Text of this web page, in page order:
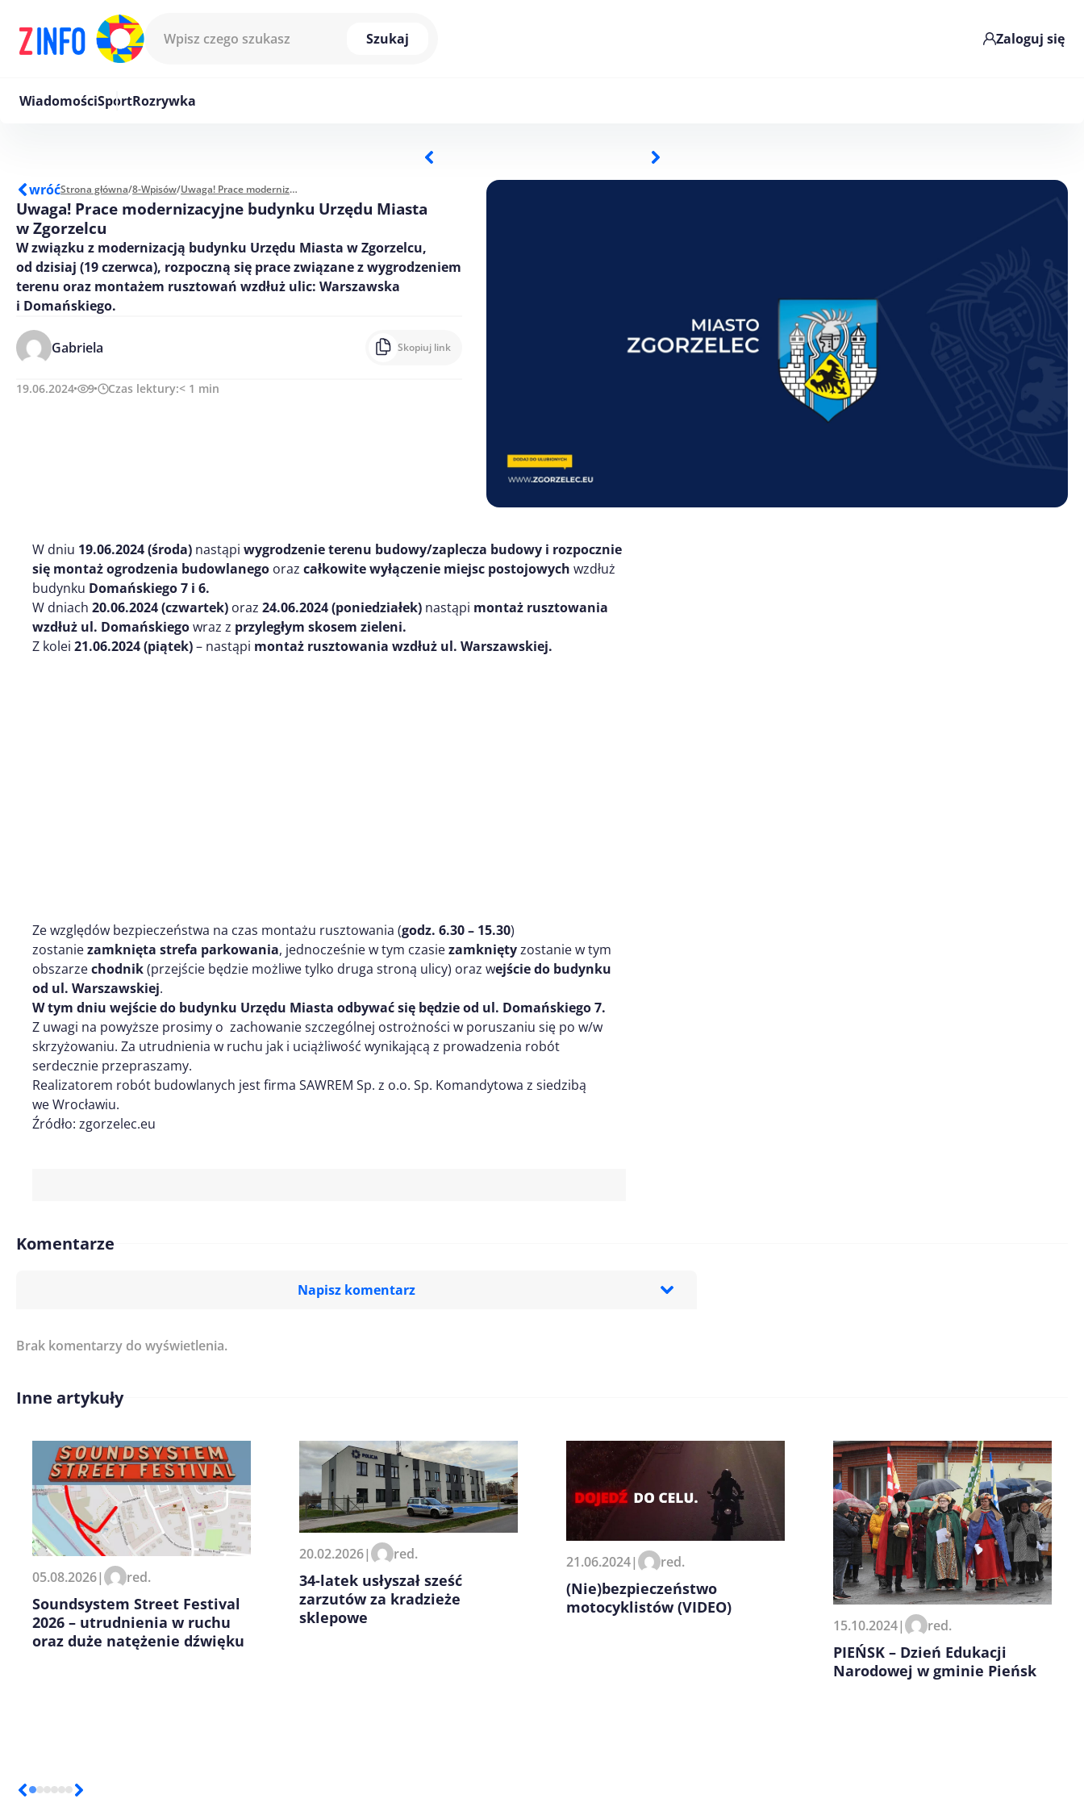
Szukaj
Zaloguj się
WiadomościSportRozrywka
wróćStrona główna/8-Wpisów/ Uwaga! Prace modernizacyjne budynku Urzędu Miasta w Zgorzelcu
Uwaga! Prace modernizacyjne budynku Urzędu Miasta
w Zgorzelcu
W związku z modernizacją budynku Urzędu Miasta w Zgorzelcu,
od dzisiaj (19 czerwca), rozpoczną się prace związane z wygrodzeniem
terenu oraz montażem rusztowań wzdłuż ulic: Warszawska
i Domańskiego.
Gabriela Skopiuj link
19.06.2024 9 Czas lektury:< 1 min
W dniu 19.06.2024 (środa) nastąpi wygrodzenie terenu budowy/zaplecza budowy i rozpocznie
się montaż ogrodzenia budowlanego oraz całkowite wyłączenie miejsc postojowych wzdłuż
budynku Domańskiego 7 i 6.
W dniach 20.06.2024 (czwartek) oraz 24.06.2024 (poniedziałek) nastąpi montaż rusztowania
wzdłuż ul. Domańskiegowraz z przyległym skosem zieleni.
Z kolei 21.06.2024 (piątek)– nastąpi montaż rusztowania wzdłuż ul. Warszawskiej.
Ze względów bezpieczeństwa na czas montażu rusztowania (godz. 6.30 – 15.30)
zostaniezamknięta strefa parkowania, jednocześnie w tym czasiezamkniętyzostanie w tym
obszarzechodnik(przejście będzie możliwe tylko druga stroną ulicy) oraz wejście do budynku
od ul. Warszawskiej.
W tym dniu wejście do budynku Urzędu Miasta odbywać się będzie od ul. Domańskiego 7.
Z uwagi na powyższe prosimy o zachowanie szczególnej ostrożności w poruszaniu się po w/w
skrzyżowaniu. Za utrudnienia w ruchu jak i uciążliwość wynikającą z prowadzenia robót
serdecznie przepraszamy.
Realizatorem robót budowlanych jest firma SAWREM Sp. z o.o. Sp. Komandytowa z siedzibą
we Wrocławiu.
Źródło: zgorzelec.eu
Komentarze
Napisz komentarz
Imię/ Nick*
Zapamiętaj moje dane w tej przeglądarce podczas pisania
kolejnych komentarzy.
Brak komentarzy do wyświetlenia.
Inne artykuły
05.08.2026| red.
Soundsystem Street Festival
2026 – utrudnienia w ruchu
oraz duże natężenie dźwięku
20.02.2026| red.
34-latek usłyszał sześć
zarzutów za kradzieże
sklepowe
21.06.2024| red.
(Nie)bezpieczeństwo
motocyklistów (VIDEO)
15.10.2024| red.
PIEŃSK – Dzień Edukacji
Narodowej w gminie Pieńsk